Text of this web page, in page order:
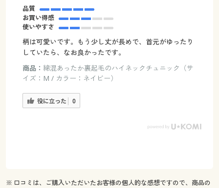
品質
お買い得感
使いやすさ
柄は可愛いです。もう少し丈が長めで、首元がゆったり
していたら、なお良かったです。
商品： 綿混あったか裏起毛のハイネックチュニック（サ
イズ：M / カラー：ネイビー）
役に立った 0
※ 口コミは、ご購入いただいたお客様の個人的な感想ですので、商品の